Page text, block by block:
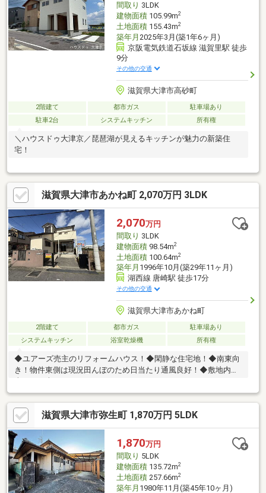
間取り 3LDK
建物面積105.99m2
土地面積155.43m2
築年月 2025年3月(築1年6ヶ月)
京阪電気鉄道石坂線 滋賀里駅 徒歩
9分
その他の交通
滋賀県大津市高砂町
2階建て 都市ガス
駐車場あり
駐車2台
システムキッチン 所有権
＼ハウスドゥ大津京／琵琶湖が見えるキッチンが魅力の新築住
宅！
滋賀県大津市あかね町 2,070万円 3LDK
2,070万円
間取り 3LDK
建物面積98.54m2
土地面積100.64m2
築年月 1996年10月(築29年11ヶ月)
湖西線 唐崎駅 徒歩17分
その他の交通
滋賀県大津市あかね町
2階建て 都市ガス
駐車場あり
システムキッチン
浴室乾燥機 所有権
◆ユアーズ売主のリフォームハウス！◆閑静な住宅地！◆南東向
き！物件東側は現況田んぼのため日当たり通風良好！◆敷地内駐
滋賀県大津市弥生町 1,870万円 5LDK
1,870万円
間取り 5LDK
建物面積135.72m2
土地面積257.66m2
築年月 1980年11月(築45年10ヶ月)